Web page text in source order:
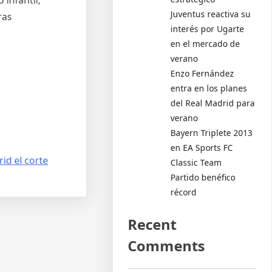
el corte
Juventus reactiva su
interés por Ugarte
en el mercado de
verano
Enzo Fernández
entra en los planes
del Real Madrid para
verano
Bayern Triplete 2013
en EA Sports FC
Classic Team
Partido benéfico
récord
Recent
Comments